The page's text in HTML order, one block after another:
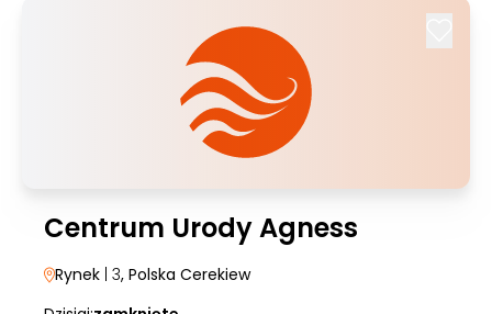
Centrum Urody Agness
Rynek | 3, Polska Cerekiew